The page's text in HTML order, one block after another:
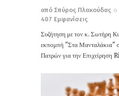
από Σπύρος Πλακούδας
407 Εμφανίσεις
Συζήτηση με τον κ. Σωτήρη
εκπομπή "Στα
Πατρών για την